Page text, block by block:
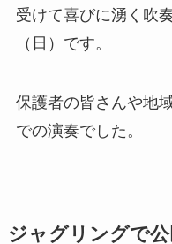
受けて喜びに湧く吹
（日）です。
保護者の皆さんや地
での演奏でした。
ジャグリングで公